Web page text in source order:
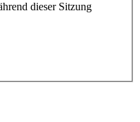
dieser Sitzung